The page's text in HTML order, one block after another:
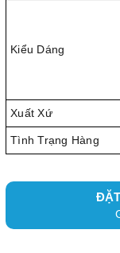
Kiểu Dáng
Xuất Xứ
Tình Trạng Hàng